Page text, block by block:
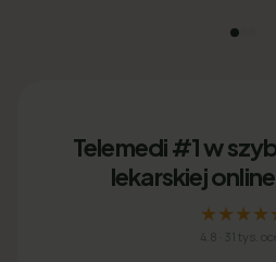
Telemedi #1 w
lekarskiej
4.8 31 tys.